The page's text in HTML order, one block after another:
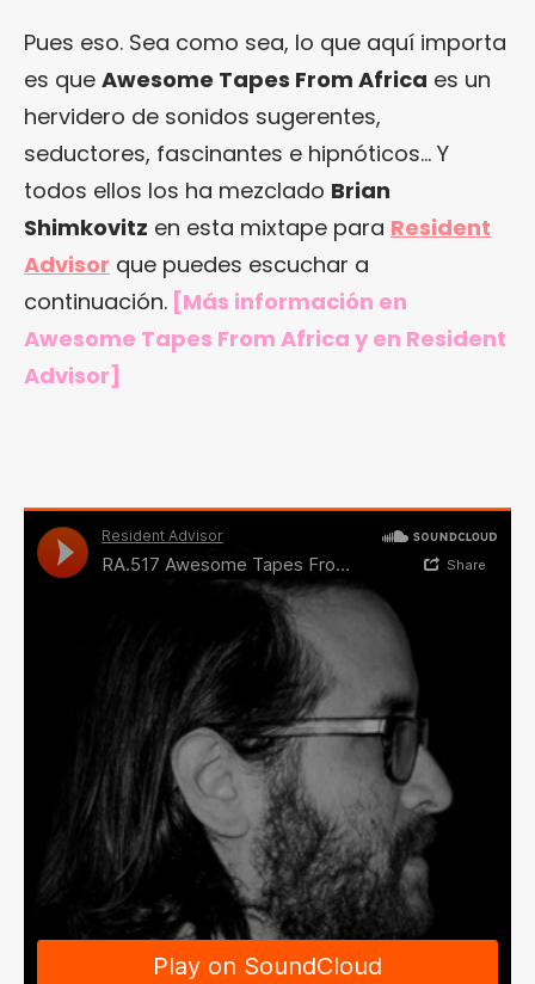
Pues eso. Sea como sea, lo que aquí importa
es que Awesome Tapes From Africa es un
hervidero de sonidos sugerentes,
seductores, fascinantes e hipnóticos… Y
todos ellos los ha mezclado Brian
Shimkovitz en esta mixtape para Resident
Advisor que puedes escuchar a
continuación. [Más información en
Awesome Tapes From Africa y en Resident
Advisor]